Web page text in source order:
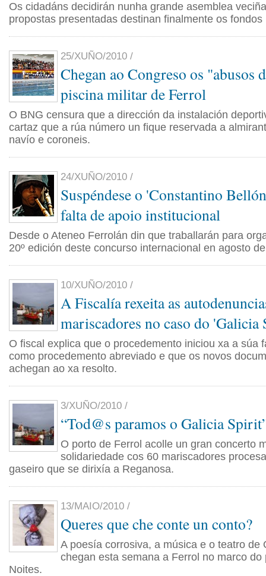
Os cidadáns decidirán nunha grande asemblea
propostas presentadas destinan finalmente os fondos
25/XUÑO/2010 /
Chegan ao Congreso os "abusos
piscina militar de Ferrol
O BNG censura que a dirección da instalación
cartaz que a rúa número un fique reservada a
navío e coroneis.
24/XUÑO/2010 /
Suspéndese o 'Constantino
falta de apoio institucional
Desde o Ateneo Ferrolán din que traballarán para
20º edición deste concurso internacional en agosto
10/XUÑO/2010 /
A Fiscalía rexeita as
mariscadores no caso do
O fiscal explica que o procedemento iniciou xa a súa
como procedemento abreviado e que os novos
achegan ao xa resolto.
3/XUÑO/2010 /
“Tod@s paramos o Galicia
O porto de Ferrol acolle un gran concerto
solidariedade cos 60 mariscadores
gaseiro que se dirixía a Reganosa.
13/MAIO/2010 /
Queres que che conte un conto?
A poesía corrosiva, a música e o teatro de
chegan esta semana a Ferrol no marco do
Noites.